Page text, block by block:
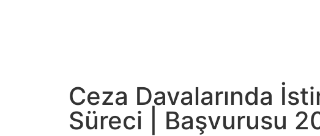
Ceza Davalarında
Süreci | Başvurusu